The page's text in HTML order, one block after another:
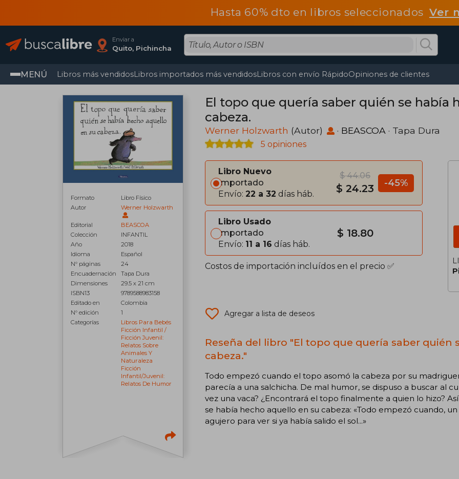
Hasta 60% dto en libros seleccionadosVer
Enviar a
Quito, Pichincha
MENÚ Libros más vendidosLibros importados más vendidosLibros con envío RápidoOpiniones de clientes
Formato
Libro Físico
Autor
Werner Holzwarth
Editorial
BEASCOA
Colección
INFANTIL
Año
2018
Idioma
Español
N° páginas
24
Encuadernación
Tapa Dura
Dimensiones
29.5 x 21 cm
ISBN13
9789588983158
Editado en
Colombia
N° edición
1
Categorías
Libros Para Bebés
Ficción Infantil /
Ficción Juvenil:
Relatos Sobre
Animales Y
Naturaleza
Ficción
Infantil/juvenil:
Relatos De Humor
El topo que quería saber quién se había
cabeza.
Werner Holzwarth (Autor) · BEASCOA · Tapa Dura
5 opiniones
Libro Nuevo
Importado
Envío: 22 a 32 días háb.
$ 44.06
$ 24.23 -45%
Libro Usado
Importado
Envío: 11 a 16 días háb.
$ 18.80
Costos de importación incluídos en el precio ✅
Agregar a lista de deseos
Reseña del libro "El topo que quería saber quién
cabeza."
Todo empezó cuando el topo asomó la cabeza por su
parecía a una salchicha. De mal humor, se dispuso a buscar al
vez una vaca? ¿Encontrará el topo finalmente a quien lo hizo?
se había hecho aquello en su cabeza: «Todo empezó cuando,
agujero para ver si ya había salido el sol...»